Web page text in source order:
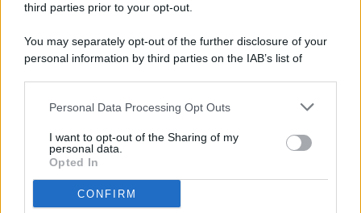
third parties prior to your opt-out.
You may separately opt-out of the further disclosure of your
personal information by third parties on the IAB’s list of
This information may also be disclosed by us to third parties
disclose it to other third parties.
Personal Data Processing Opt Outs
I want to opt-out of the Sharing of my
personal data.
Opted In
CONFIRM
PREFERENZE PRIVACY